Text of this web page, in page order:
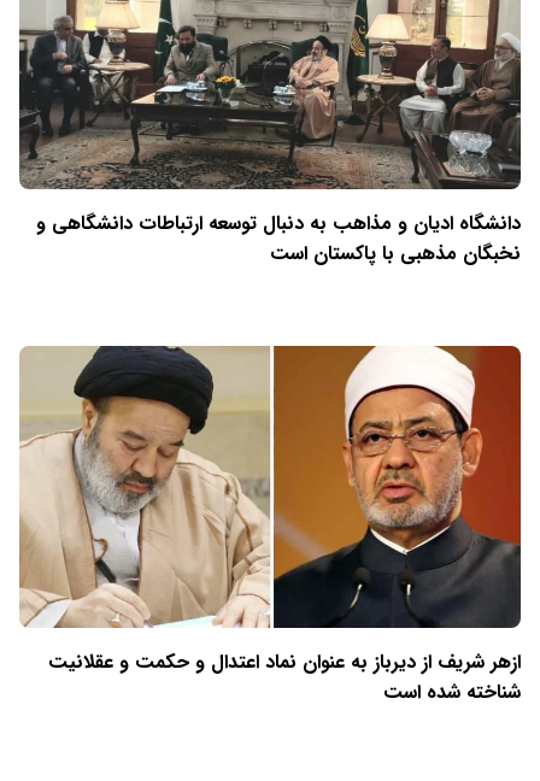
دانشگاه ادیان و مذاهب به دنبال توسعه ارتباطات دانشگاهی و
نخبگان مذهبی با پاکستان است
ازهر شریف از دیرباز به عنوان نماد اعتدال و حکمت و عقلانیت
شناخته شده است